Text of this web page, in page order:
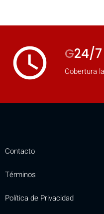
access_time G24/7
Cobertura
Contacto
Términos
Política de Privacidad